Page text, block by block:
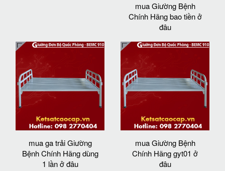
mua Giường Bệnh
Chính Hãng bao tiền ở
đâu
mua ga trải Giường
Bệnh Chính Hãng dùng
1 lần ở đâu
mua Giường Bệnh
Chính Hãng gyt01 ở
đâu